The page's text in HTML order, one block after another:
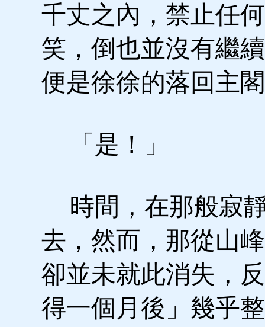
千丈之內，禁止任
笑，倒也並沒有繼
便是徐徐的落回主
「是！」
時間，在那般寂
去，然而，那從山
卻並未就此消失，
得一個月後」幾乎